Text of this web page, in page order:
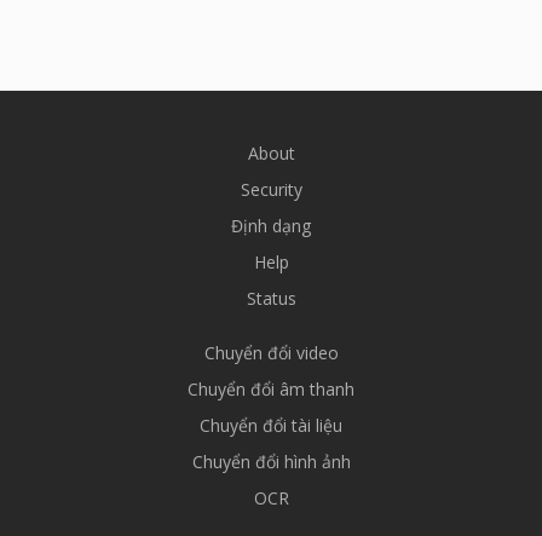
About
Security
Định dạng
Help
Status
Chuyển đổi video
Chuyển đổi âm thanh
Chuyển đổi tài liệu
Chuyển đổi hình ảnh
OCR